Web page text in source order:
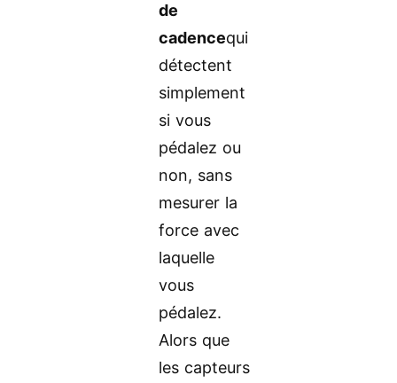
de
cadencequi
détectent
simplement
si vous
pédalez ou
non, sans
mesurer la
force avec
laquelle
vous
pédalez.
Alors que
les capteurs